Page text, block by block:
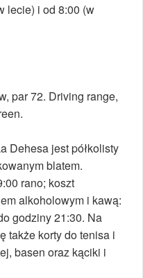
lecie) i od 8:00 (w
par 72. Driving range,
Dehesa jest półkolisty
blatem.
rano; koszt
alkoholowym i kawą:
godziny 21:30. Na
także korty do tenisa i
basen oraz kąciki i